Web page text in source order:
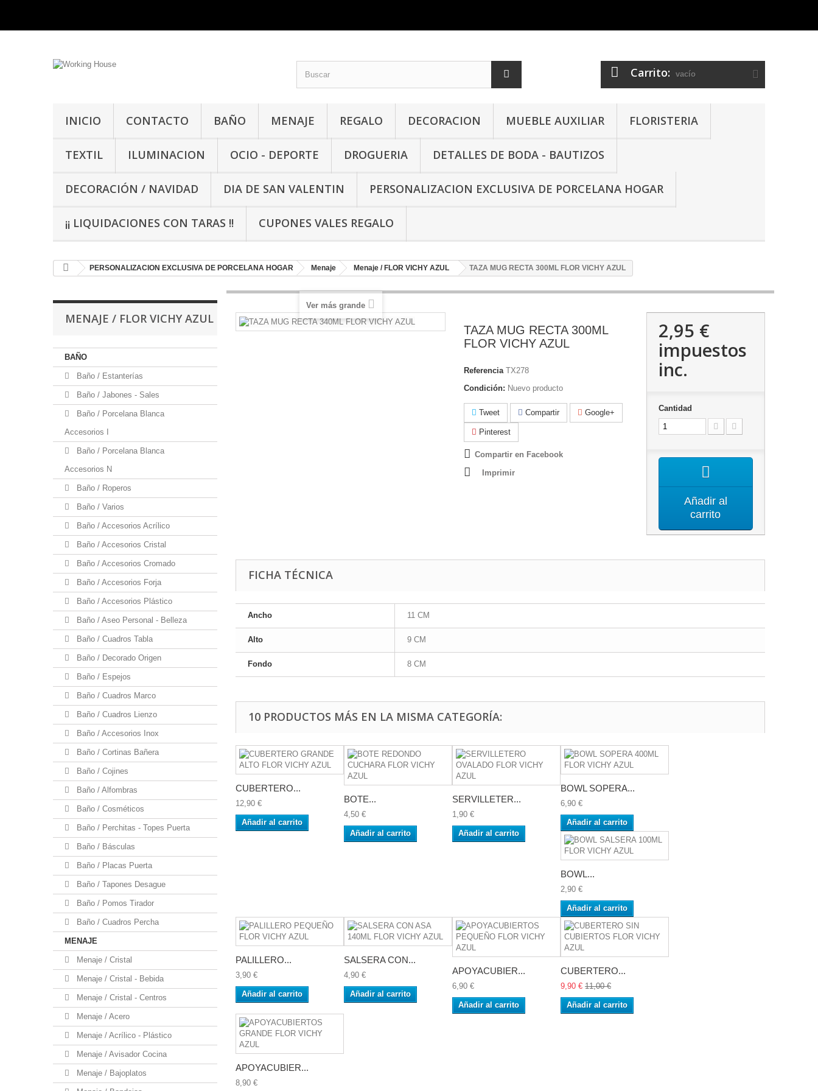
Carrito: vacío
INICIO CONTACTO BAÑO MENAJE REGALO DECORACION MUEBLE AUXILIAR FLORISTERIA
TEXTIL ILUMINACION OCIO - DEPORTE DROGUERIA DETALLES DE BODA - BAUTIZOS
DECORACIÓN / NAVIDAD DIA DE SAN VALENTIN PERSONALIZACION EXCLUSIVA DE PORCELANA HOGAR
¡¡ LIQUIDACIONES CON TARAS !! CUPONES VALES REGALO
PERSONALIZACION EXCLUSIVA DE PORCELANA HOGAR Menaje Menaje / FLOR VICHY AZUL TAZA MUG RECTA 300ML FLOR VICHY AZUL
MENAJE / FLOR VICHY AZUL
BAÑO
Baño / Estanterías
Baño / Jabones - Sales
Baño / Porcelana Blanca
Accesorios I
Baño / Porcelana Blanca
Accesorios N
Baño / Roperos
Baño / Varios
Baño / Accesorios Acrílico
Baño / Accesorios Cristal
Baño / Accesorios Cromado
Baño / Accesorios Forja
Baño / Accesorios Plástico
Baño / Aseo Personal - Belleza
Baño / Cuadros Tabla
Baño / Decorado Origen
Baño / Espejos
Baño / Cuadros Marco
Baño / Cuadros Lienzo
Baño / Accesorios Inox
Baño / Cortinas Bañera
Baño / Cojines
Baño / Alfombras
Baño / Cosméticos
Baño / Perchitas - Topes Puerta
Baño / Básculas
Baño / Placas Puerta
Baño / Tapones Desague
Baño / Pomos Tirador
Baño / Cuadros Percha
MENAJE
Menaje / Cristal
Menaje / Cristal - Bebida
Menaje / Cristal - Centros
Menaje / Acero
Menaje / Acrílico - Plástico
Menaje / Avisador Cocina
Menaje / Bajoplatos
Ver más grande
TAZA MUG RECTA 300ML
FLOR VICHY AZUL
Referencia TX278
Condición: Nuevo producto
Tweet Compartir Google+
Pinterest
Compartir en Facebook
Imprimir
2,95 €
impuestos
inc.
Cantidad
Añadir al
carrito
FICHA TÉCNICA
Ancho 11 CM
Alto 9 CM
Fondo 8 CM
10 PRODUCTOS MÁS EN LA MISMA CATEGORÍA:
CUBERTERO...
12,90 €
Añadir al carrito
BOTE...
4,50 €
Añadir al carrito
SERVILLETER...
1,90 €
Añadir al carrito
BOWL SOPERA...
6,90 €
Añadir al carrito
BOWL...
2,90 €
Añadir al carrito
PALILLERO...
3,90 €
Añadir al carrito
SALSERA CON...
4,90 €
Añadir al carrito
APOYACUBIER...
6,90 €
Añadir al carrito
CUBERTERO...
9,90 € 11,00 €
Añadir al carrito
APOYACUBIER...
8,90 €